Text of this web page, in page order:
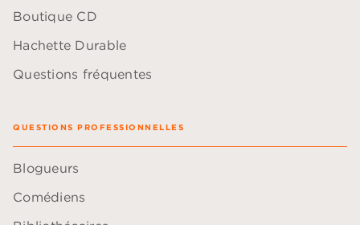
Boutique CD
Hachette Durable
Questions fréquentes
QUESTIONS PROFESSIONNELLES
Blogueurs
Comédiens